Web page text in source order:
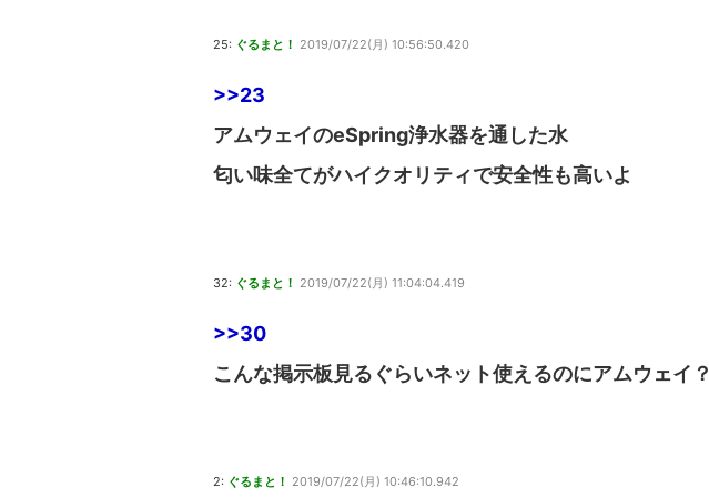
25: ぐるまと！ 2019/07/22(月) 10:56:50.420
>>23
アムウェイのeSpring浄水器を通した水
匂い味全てがハイクオリティで安全性も高いよ
32: ぐるまと！ 2019/07/22(月) 11:04:04.419
>>30
こんな掲示板見るぐらいネット使えるのにアムウェイ？
2: ぐるまと！ 2019/07/22(月) 10:46:10.942